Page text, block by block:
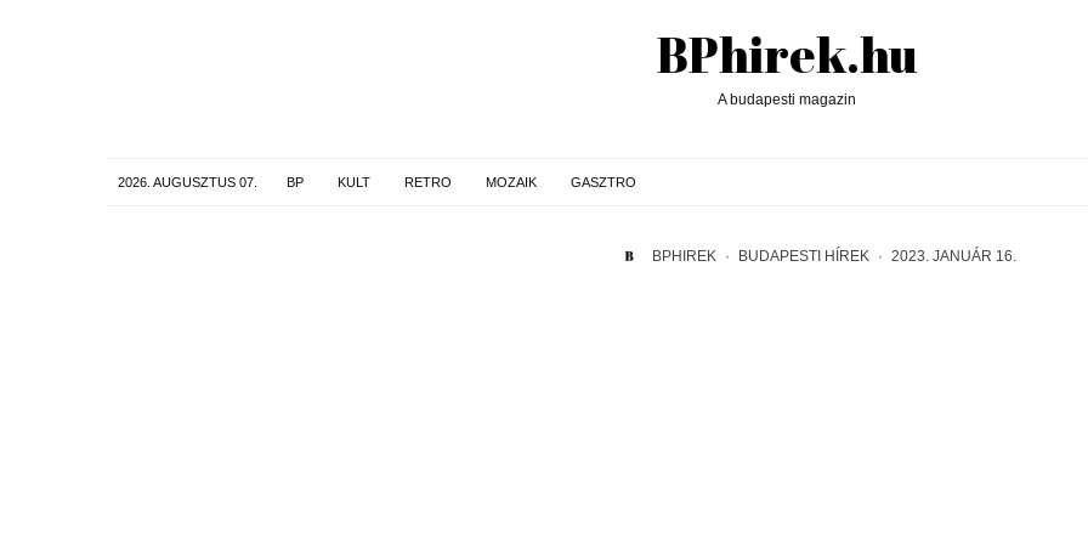
BPhirek.hu
A budapesti magazin
2026. AUGUSZTUS 07. BP KULT RETRO MOZAIK GASZTRO
BPHIREK · BUDAPESTI HÍREK · 2023. JANUÁR 16.